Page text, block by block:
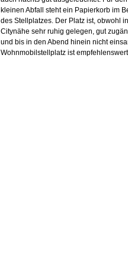
kleinen Abfall steht ein Papierkorb im
des Stellplatzes. Der Platz ist, obwohl in
Citynähe sehr ruhig gelegen, gut
und bis in den Abend hinein nicht
Wohnmobilstellplatz ist